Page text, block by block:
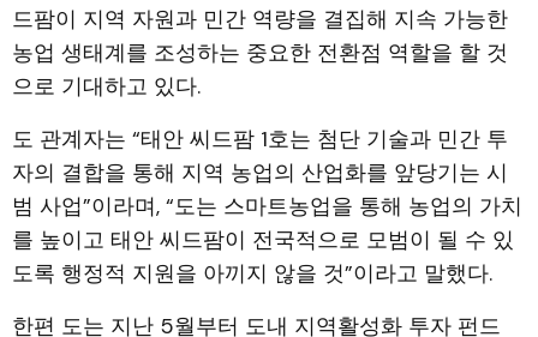
드팜이 지역 자원과 민간 역량을 결집해 지속 가능한
농업 생태계를 조성하는 중요한 전환점 역할을 할 것
으로 기대하고 있다.
도 관계자는 “태안 씨드팜 1호는 첨단 기술과 민간 투
자의 결합을 통해 지역 농업의 산업화를 앞당기는 시
범 사업”이라며, “도는 스마트농업을 통해 농업의 가치
를 높이고 태안 씨드팜이 전국적으로 모범이 될 수 있
도록 행정적 지원을 아끼지 않을 것”이라고 말했다.
한편 도는 지난 5월부터 도내 지역활성화 투자 펀드